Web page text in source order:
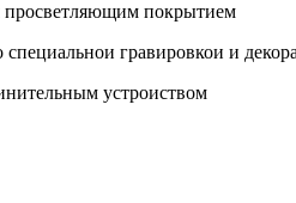
просветляющим покрытием
гравировкои и
устроиством